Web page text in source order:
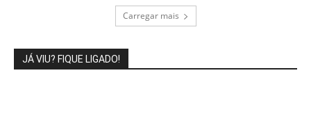
Carregar mais
JÁ VIU? FIQUE LIGADO!